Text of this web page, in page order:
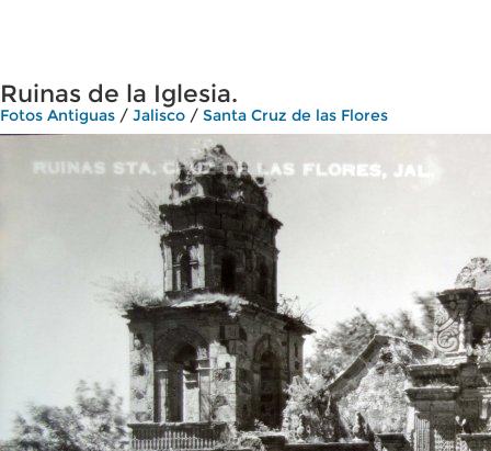
Ruinas de la Iglesia.
Fotos Antiguas / Jalisco / Santa Cruz de las Flores